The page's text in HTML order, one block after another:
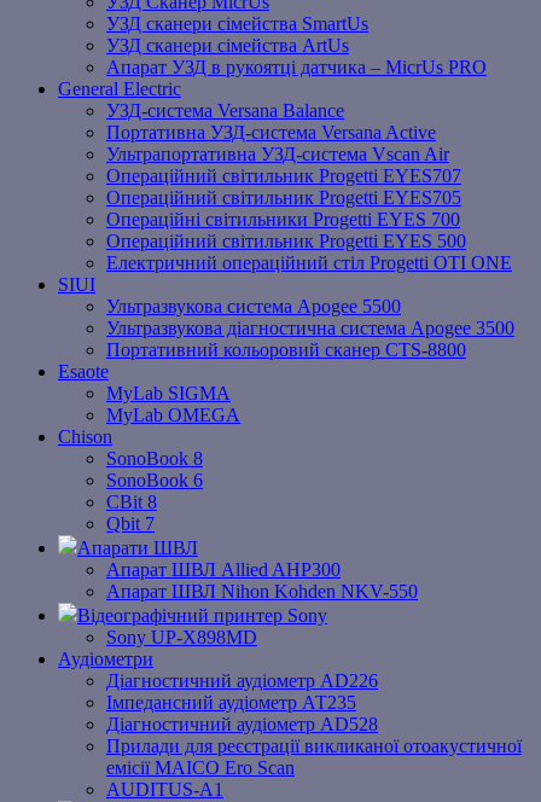
УЗД сканери сімейства SmartUs
УЗД сканери сімейства ArtUs
Апарат УЗД в рукоятці датчика – MicrUs PRO
General Electric
УЗД-система Versana Balance
Портативна УЗД-система Versana Active
Ультрапортативна УЗД-система Vscan Air
Операційний світильник Progetti EYES707
Операційний світильник Progetti EYES705
Операційні світильники Progetti EYES 700
Операційний світильник Progetti EYES 500
Електричний операційний стіл Progetti OTI ONE
SIUI
Ультразвукова система Apogee 5500
Ультразвукова діагностична система Apogee 3500
Портативний кольоровий сканер CTS-8800
Esaote
MyLab SIGMA
MyLab OMEGA
Chison
SonoBook 8
SonoBook 6
СBit 8
Qbit 7
Апарати ШВЛ
Апарат ШВЛ Allied AHP300
Апарат ШВЛ Nihon Kohden NKV-550
Відеографічний принтер Sony
Sony UP-X898MD
Аудіометри
Діагностичний аудіометр AD226
Імпедансний аудіометр АТ235
Діагностичний аудіометр AD528
Прилади для реєстрації викликаної отоакустичної
емісії MAICO Ero Scan
AUDITUS-A1